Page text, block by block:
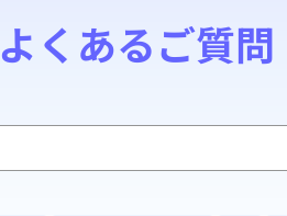
よくあるご質問